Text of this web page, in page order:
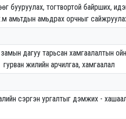
бууруулах, тогтвортой байрших,
амьтдын амьдрах орчныг
дагуу тарьсан хамгаалалтын
гурван жилийн арчилгаа, хамгаалал
сэргэн ургалтыг дэмжих -